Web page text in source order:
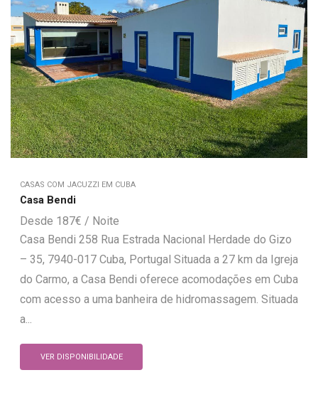
CASAS COM JACUZZI EM CUBA
Casa Bendi
187€
Casa Bendi 258 Rua Estrada Nacional Herdade do Gizo
– 35, 7940-017 Cuba, Portugal Situada a 27 km da Igreja
do Carmo, a Casa Bendi oferece acomodações em Cuba
com acesso a uma banheira de hidromassagem. Situada
a...
VER DISPONIBILIDADE